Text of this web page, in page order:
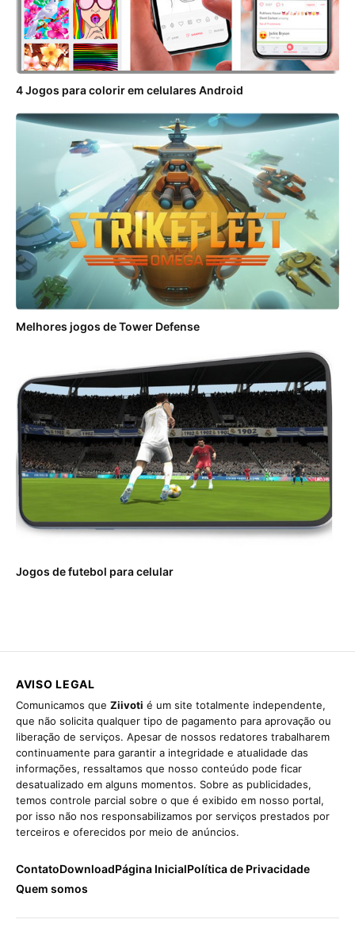
4 Jogos para colorir em celulares Android
Melhores jogos de Tower Defense
Jogos de futebol para celular
AVISO LEGAL
Comunicamos que Ziivoti é um site totalmente independente,
que não solicita qualquer tipo de pagamento para aprovação ou
liberação de serviços. Apesar de nossos redatores trabalharem
continuamente para garantir a integridade e atualidade das
informações, ressaltamos que nosso conteúdo pode ficar
desatualizado em alguns momentos. Sobre as publicidades,
temos controle parcial sobre o que é exibido em nosso portal,
por isso não nos responsabilizamos por serviços prestados por
terceiros e oferecidos por meio de anúncios.
ContatoDownloadPágina InicialPolítica de Privacidade
Quem somos